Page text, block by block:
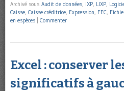
Archivé sous Audit de données, IXP, LIXP,
Caisse, Caisse créditrice, Expression, FEC,
en espèces
Commenter
Excel : conserver
significatifs à